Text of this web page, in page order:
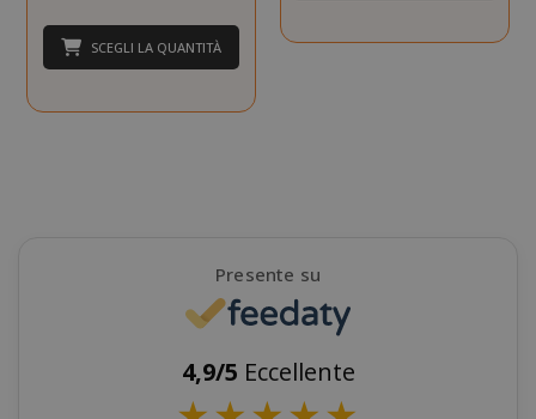
SCEGLI LA QUANTITÀ
Presente su
4,9/5 Eccellente
SADEVSESSID
_GRECAPTCHA